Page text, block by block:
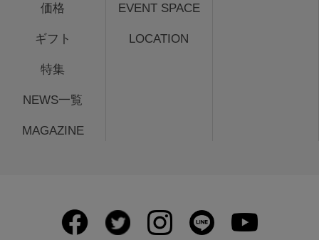
価格
ギフト
特集
NEWS一覧
MAGAZINE
EVENT SPACE
LOCATION